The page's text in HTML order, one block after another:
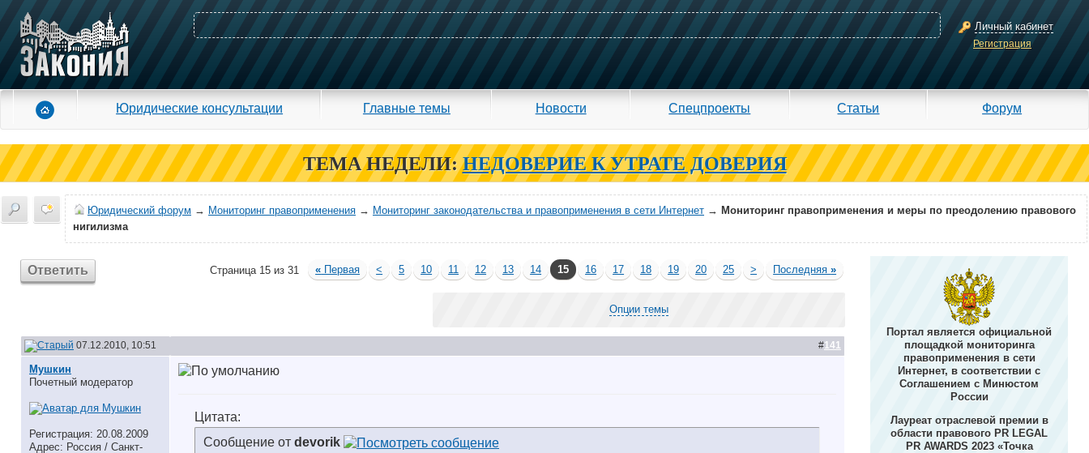
Личный кабинет
Регистрация
Юридические консультации Главные темы Новости Спецпроекты Статьи Форум
ТЕМА НЕДЕЛИ: НЕДОВЕРИЕ К УТРАТЕ ДОВЕРИЯ
Юридический форум → Мониторинг правоприменения → Мониторинг законодательства и правоприменения в сети Интернет → Мониторинг правоприменения и меры по преодолению правового
нигилизма
Ответить Страница 15 из 31 « Первая < 5 10 11 12 13 14 15 16 17 18 19 20 25 > Последняя»
Опции темы
07.12.2010, 10:51 #141
Мушкин
Почетный модератор
Регистрация: 20.08.2009
Адрес: Россия / Санкт-
Цитата:
Сообщение от devorik
Портал является официальной
площадкой мониторинга
правоприменения в сети
Интернет, в соответствии с
Соглашением с Минюстом
России
Лауреат отраслевой премии в
области правового PR LEGAL
PR AWARDS 2023 «Точка